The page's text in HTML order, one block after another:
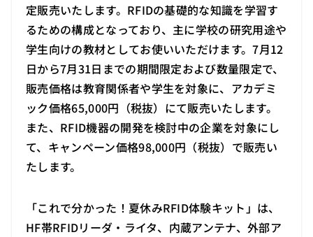
定販売いたします。RFIDの基礎的な知識を学習す
るための構成となっており、主に学校の研究用途や
学生向けの教材としてお使いいただけます。7月12
日から7月31日までの期間限定および数量限定で、
販売価格は教育関係者や学生を対象に、アカデミ
ック価格65,000円（税抜）にて販売いたします。
また、RFID機器の開発を検討中の企業を対象にし
て、キャンペーン価格98,000円（税抜）で販売い
たします。
「これで分かった！夏休みRFID体験キット」は、
HF帯RFIDリーダ・ライタ、内蔵アンテナ、外部ア